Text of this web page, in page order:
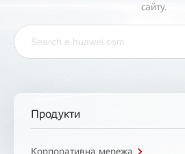
сайту.
Продукти
Корпоративна мережа